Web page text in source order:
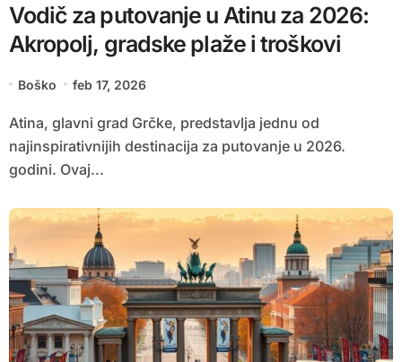
Vodič za putovanje u Atinu za 2026:
Akropolj, gradske plaže i troškovi
Boško feb 17, 2026
Atina, glavni grad Grčke, predstavlja jednu od
najinspirativnijih destinacija za putovanje u 2026.
godini. Ovaj...